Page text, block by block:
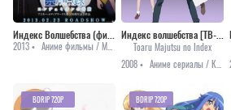
2013 •
Toaru Majutsu no Index
2008 •
BDRIP 720P
BDRIP 720P